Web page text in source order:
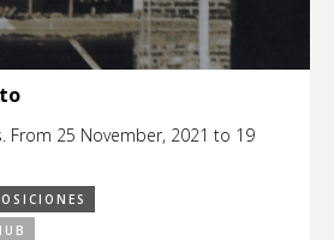
From 25 November, 2021 to 19